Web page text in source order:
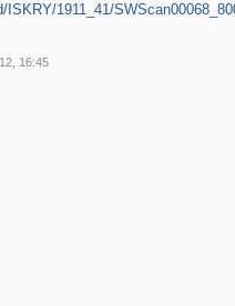
ISKRY/1911_41/
16:45